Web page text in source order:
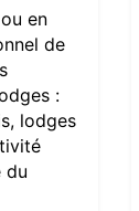
en
de
:
lodges
du